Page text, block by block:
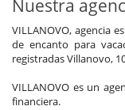
Nuestra
VILLANOVO, agencia
de encanto para
registradas Villanovo,
VILLANOVO es un
financiera.